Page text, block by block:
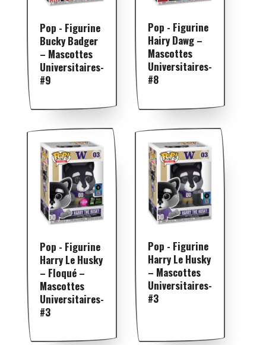
Pop - Figurine
Bucky Badger
– Mascottes
Universitaires-
#9
Pop - Figurine
Hairy Dawg –
Mascottes
Universitaires-
#8
Pop - Figurine
Harry Le Husky
– Floqué –
Mascottes
Universitaires-
#3
Pop - Figurine
Harry Le Husky
– Mascottes
Universitaires-
#3